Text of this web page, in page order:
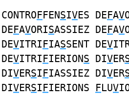
CONTROFFENSIVES DEFAV
DEFAVORISASSIEZ DEFAV
DEVITRIFIASSENT DEV
DEVITRIFIERIONS DIVER
DIVERSIFIASSIEZ DIVER
DIVERSIFIERIONS FLUV